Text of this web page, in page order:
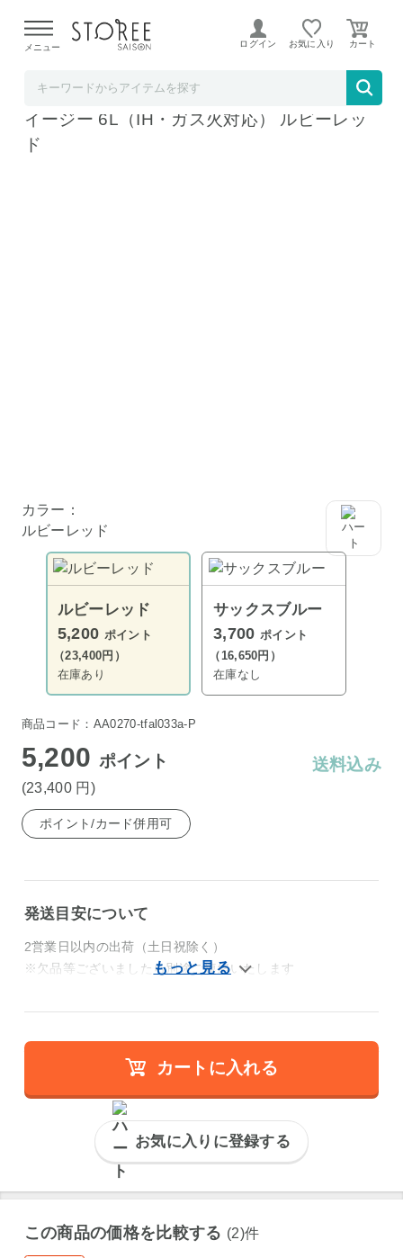
よる配送遅延が発生しております。
メニュー ログイン お気に入り
ティファール T-fal 圧力鍋 クリプソ ミニット
イージー 6L（IH・ガス火対応） ルビーレッ
ド
カラー：
ルビーレッド
ルビーレッド
5,200 ポイント
（23,400円）
在庫あり
サックスブルー
3,700 ポイント
（16,650円）
在庫なし
商品コード：AA0270-tfal033a-P
5,200 ポイント
(23,400 円 )
送料込み
ポイント/カード併用可
発送目安について
2営業日以内の出荷（土日祝除く）
※欠品等ございましたら別途ご連絡いたします
カートに入れる
お気に入りに登録する
この商品の価格を比較する (2)件